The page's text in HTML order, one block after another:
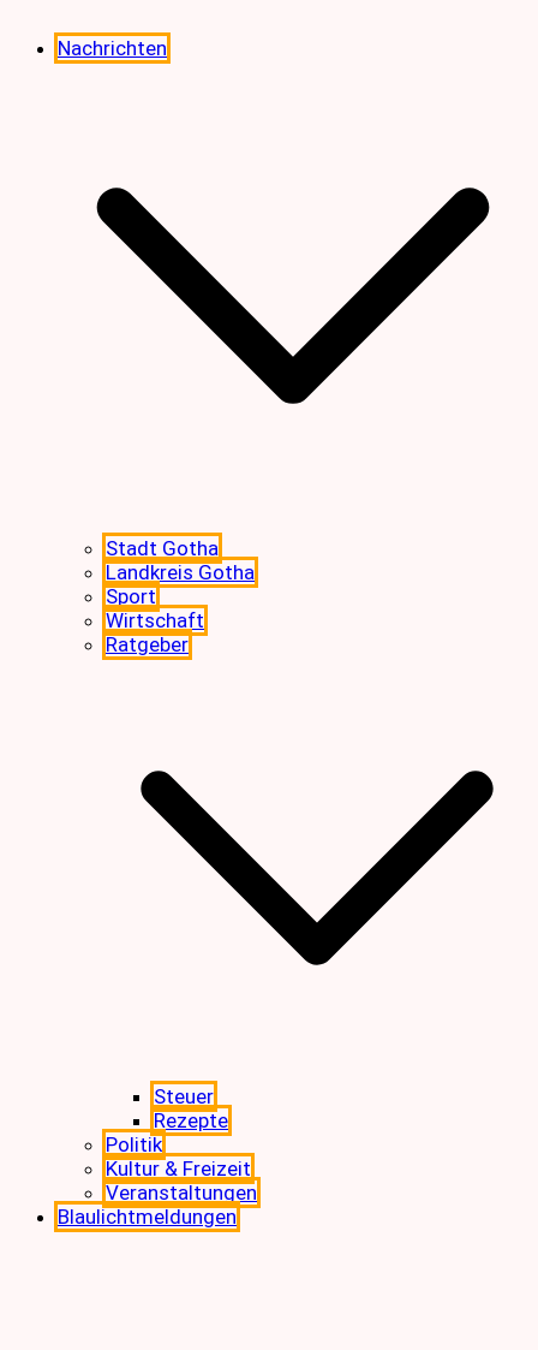
Nachrichten
Stadt Gotha
Landkreis Gotha
Sport
Wirtschaft
Ratgeber
Steuer
Rezepte
Politik
Kultur & Freizeit
Veranstaltungen
Blaulichtmeldungen